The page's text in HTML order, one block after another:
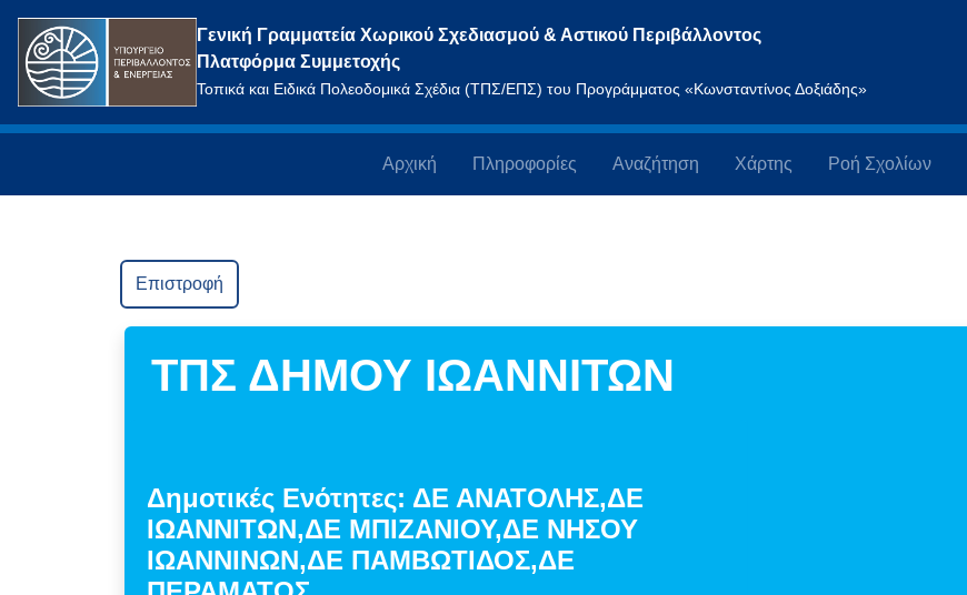
Γενική Γραμματεία Χωρικού Σχεδιασμού & Αστικού Περιβάλλοντος
Πλατφόρμα Συμμετοχής
Τοπικά και Ειδικά Πολεοδομικά Σχέδια (ΤΠΣ/ΕΠΣ) του Προγράμματος «Κωνσταντίνος Δοξιάδης»
Αρχική Πληροφορίες Αναζήτηση Χάρτης Ροή Σχολίων
Επιστροφή
ΤΠΣ ΔΗΜΟΥ ΙΩΑΝΝΙΤΩΝ
Δημοτικές Ενότητες: ΔΕ ΑΝΑΤΟΛΗΣ,ΔΕ
ΙΩΑΝΝΙΤΩΝ,ΔΕ ΜΠΙΖΑΝΙΟΥ,ΔΕ ΝΗΣΟΥ
ΙΩΑΝΝΙΝΩΝ,ΔΕ ΠΑΜΒΩΤΙΔΟΣ,ΔΕ